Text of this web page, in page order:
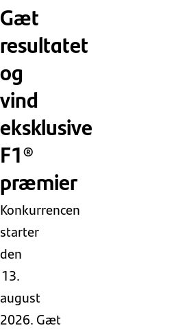
Gæt
resultatet
og
vind
eksklusive
F1®
præmier
Konkurrencen
starter
den
13.
august
2026. Gæt